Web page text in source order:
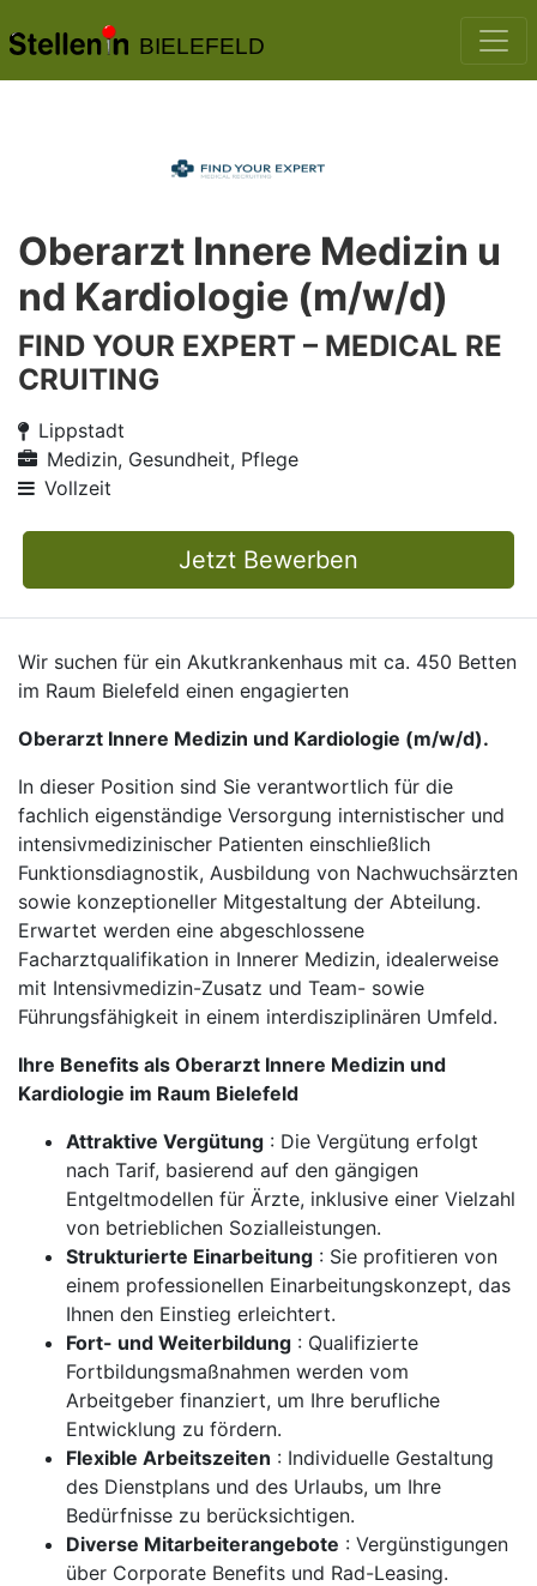
BIELEFELD
Oberarzt Innere Medizin u
nd Kardiologie (m/w/d)
FIND YOUR EXPERT – MEDICAL RE
CRUITING
Lippstadt
Medizin, Gesundheit, Pflege
Vollzeit
Jetzt Bewerben
Wir suchen für ein Akutkrankenhaus mit ca. 450 Betten
im Raum Bielefeld einen engagierten
Oberarzt Innere Medizin und Kardiologie (m/w/d).
In dieser Position sind Sie verantwortlich für die
fachlich eigenständige Versorgung internistischer und
intensivmedizinischer Patienten einschließlich
Funktionsdiagnostik, Ausbildung von Nachwuchsärzten
sowie konzeptioneller Mitgestaltung der Abteilung.
Erwartet werden eine abgeschlossene
Facharztqualifikation in Innerer Medizin, idealerweise
mit Intensivmedizin-Zusatz und Team- sowie
Führungsfähigkeit in einem interdisziplinären Umfeld.
Ihre Benefits als Oberarzt Innere Medizin und
Kardiologie im Raum Bielefeld
Attraktive Vergütung : Die Vergütung erfolgt
nach Tarif, basierend auf den gängigen
Entgeltmodellen für Ärzte, inklusive einer Vielzahl
von betrieblichen Sozialleistungen.
Strukturierte Einarbeitung : Sie profitieren von
einem professionellen Einarbeitungskonzept, das
Ihnen den Einstieg erleichtert.
Fort- und Weiterbildung : Qualifizierte
Fortbildungsmaßnahmen werden vom
Arbeitgeber finanziert, um Ihre berufliche
Entwicklung zu fördern.
Flexible Arbeitszeiten : Individuelle Gestaltung
des Dienstplans und des Urlaubs, um Ihre
Bedürfnisse zu berücksichtigen.
Diverse Mitarbeiterangebote : Vergünstigungen
über Corporate Benefits und Rad-Leasing.